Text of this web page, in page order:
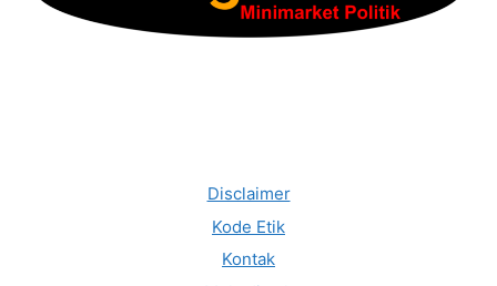
Disclaimer
Kode Etik
Kontak